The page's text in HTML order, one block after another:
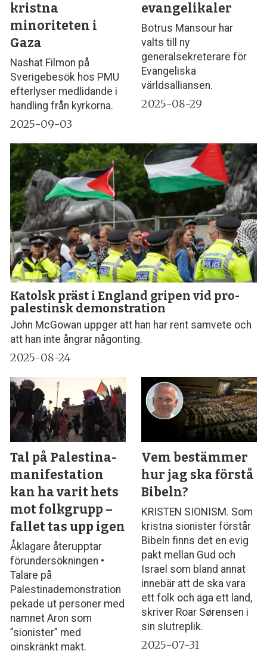
kristna
minoriteten i
Gaza
Nashat Filmon på
Sverigebesök hos PMU
efterlyser medlidande i
handling från kyrkorna.
2025-09-03
evangelikaler
Botrus Mansour har
valts till ny
generalsekreterare för
Evangeliska
världsalliansen.
2025-08-29
Katolsk präst i England gripen vid pro-
palestinsk demonstration
John McGowan uppger att han har rent samvete och
att han inte ångrar någonting.
2025-08-24
Tal på Palestina­
manifestation
kan ha varit hets
mot folkgrupp –
fallet tas upp igen
Åklagare återupptar
förundersökningen •
Talare på
Palestinademonstration
pekade ut personer med
namnet Aron som
”sionister” med
oinskränkt makt.
Vem bestämmer
hur jag ska förstå
Bibeln?
KRISTEN SIONISM. Som
kristna sionister förstår
Bibeln finns det en evig
pakt mellan Gud och
Israel som bland annat
innebär att de ska vara
ett folk och äga ett land,
skriver Roar Sørensen i
sin slutreplik.
2025-07-31